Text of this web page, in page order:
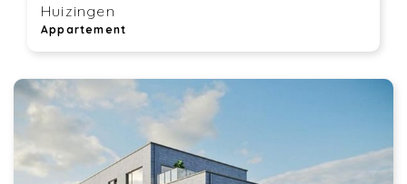
Huizingen
Appartement